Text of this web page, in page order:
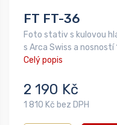
FT FT-36
Foto stativ s kulovou
s Arca Swiss a nosností
Celý popis
2 190 Kč
1 810 Kč bez DPH